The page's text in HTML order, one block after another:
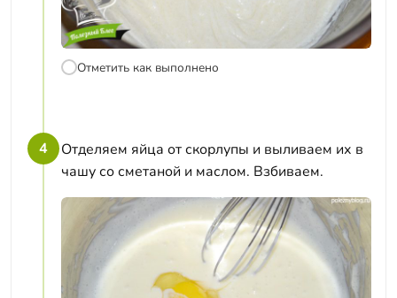
Отметить как выполнено
4
Отделяем яйца от скорлупы и выливаем их в
чашу со сметаной и маслом. Взбиваем.